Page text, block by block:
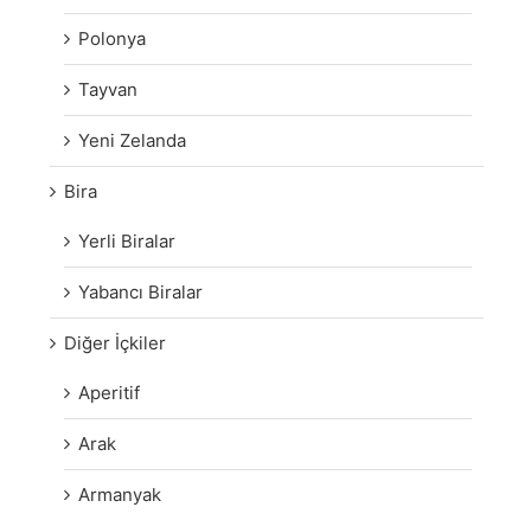
Polonya
Tayvan
Yeni Zelanda
Bira
Yerli Biralar
Yabancı Biralar
Diğer İçkiler
Aperitif
Arak
Armanyak